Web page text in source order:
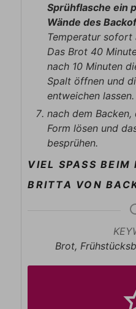
Sprühflasche ein
Wände des
Temperatur sofort
Das Brot 40
nach 10 Minuten
Spalt öffnen und
entweichen lassen.
nach dem
Form lösen und
besprühen.
VIEL SPASS BEIM
BRITTA VON
Brot,